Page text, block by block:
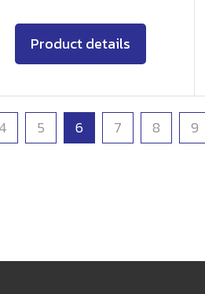
Product details
4 5 6 7 8 9